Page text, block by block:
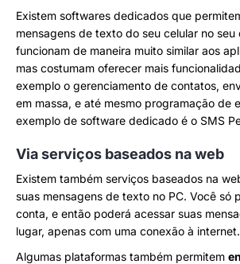
Existem softwares dedicados que
mensagens de texto do seu celular no seu
funcionam de maneira muito similar aos
mas costumam oferecer mais
exemplo o gerenciamento de contatos,
em massa, e até mesmo programação de
exemplo de software dedicado é o SMS
Via serviços baseados na web
Existem também serviços baseados na
suas mensagens de texto no PC. Você só
conta, e então poderá acessar suas
lugar, apenas com uma conexão à internet.
Algumas plataformas também permitem